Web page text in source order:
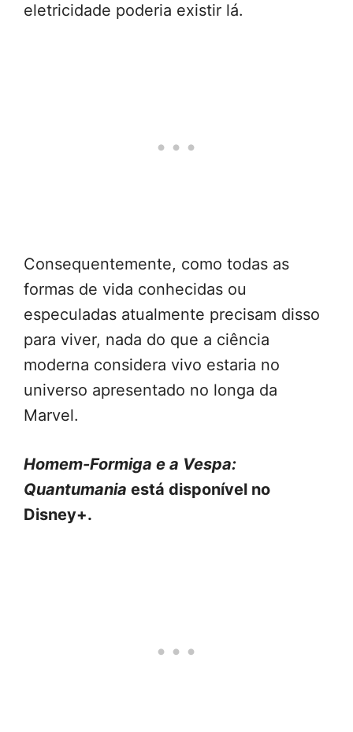
eletricidade poderia existir lá.
Consequentemente, como todas as
formas de vida conhecidas ou
especuladas atualmente precisam disso
para viver, nada do que a ciência
moderna considera vivo estaria no
universo apresentado no longa da
Marvel.
Homem-Formiga e a Vespa:
Quantumania está disponível no
Disney+.